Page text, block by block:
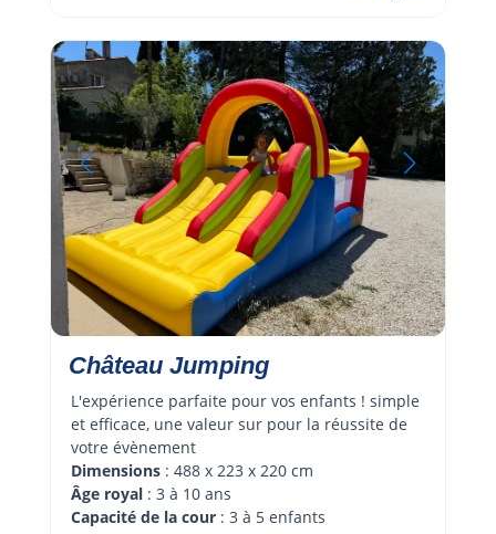
Château Jumping
L'expérience parfaite pour vos enfants ! simple
et efficace, une valeur sur pour la réussite de
votre évènement
Dimensions : 488 x 223 x 220 cm
Âge royal : 3 à 10 ans
Capacité de la cour : 3 à 5 enfants